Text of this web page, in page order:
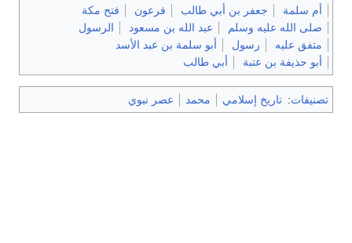
أم سلمة
جعفر بن أبي طالب فرعون
فتح مكة
صلى الله عليه وسلم
عبد الله بن مسعود
الرسول
متفق عليه
رسول
أبو سلمة بن عبد الأسد
أبو حذيفة بن عتبة
أبي طالب
تصنيفات: تاريخ إسلامي محمد عصر نبوي